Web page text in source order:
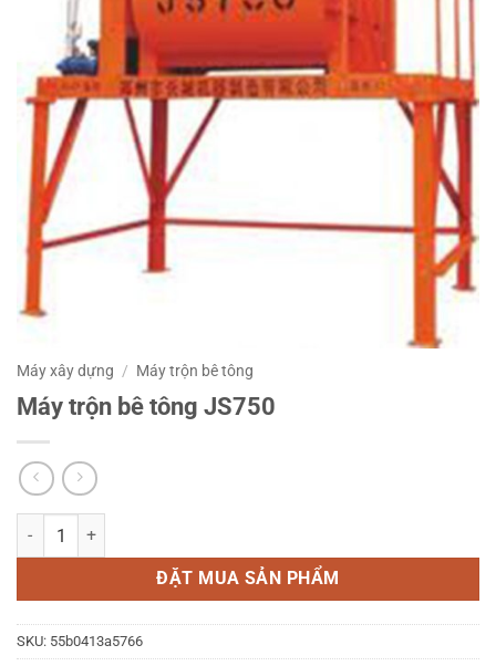
Máy xây dựng / Máy trộn bê tông
Máy trộn bê tông JS750
Máy trộn bê tông JS750 số lượng
ĐẶT MUA SẢN PHẨM
SKU: 55b0413a5766